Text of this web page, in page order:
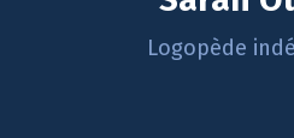
Logopède